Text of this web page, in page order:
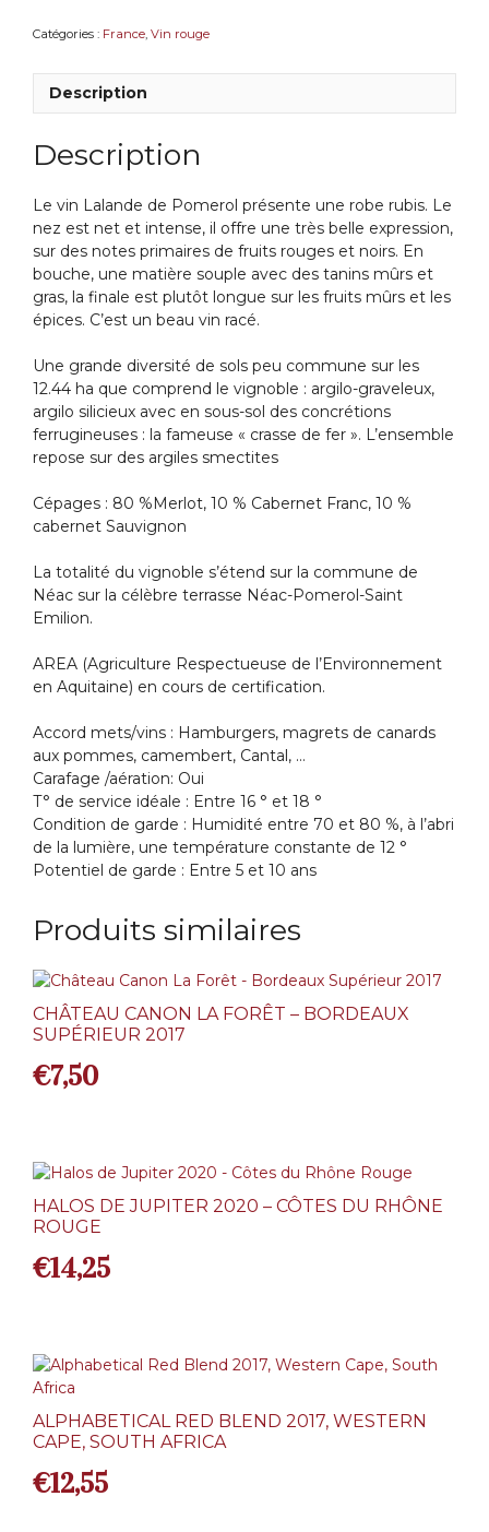
Lalande
Pomerol
Catégories : France, Vin rouge
Description
Description
Le vin Lalande de Pomerol présente une robe rubis. Le
nez est net et intense, il offre une très belle expression,
sur des notes primaires de fruits rouges et noirs. En
bouche, une matière souple avec des tanins mûrs et
gras, la finale est plutôt longue sur les fruits mûrs et les
épices. C’est un beau vin racé.
Une grande diversité de sols peu commune sur les
12.44 ha que comprend le vignoble : argilo-graveleux,
argilo silicieux avec en sous-sol des concrétions
ferrugineuses : la fameuse « crasse de fer ». L’ensemble
repose sur des argiles smectites
Cépages : 80 %Merlot, 10 % Cabernet Franc, 10 %
cabernet Sauvignon
La totalité du vignoble s’étend sur la commune de
Néac sur la célèbre terrasse Néac-Pomerol-Saint
Emilion.
AREA (Agriculture Respectueuse de l’Environnement
en Aquitaine) en cours de certification.
Accord mets/vins : Hamburgers, magrets de canards
aux pommes, camembert, Cantal, …
Carafage /aération: Oui
T° de service idéale : Entre 16 ° et 18 °
Condition de garde : Humidité entre 70 et 80 %, à l’abri
de la lumière, une température constante de 12 °
Potentiel de garde : Entre 5 et 10 ans
Produits similaires
CHÂTEAU CANON LA FORÊT – BORDEAUX
SUPÉRIEUR 2017
€7,50
HALOS DE JUPITER 2020 – CÔTES DU RHÔNE
ROUGE
€14,25
ALPHABETICAL RED BLEND 2017, WESTERN
CAPE, SOUTH AFRICA
€12,55